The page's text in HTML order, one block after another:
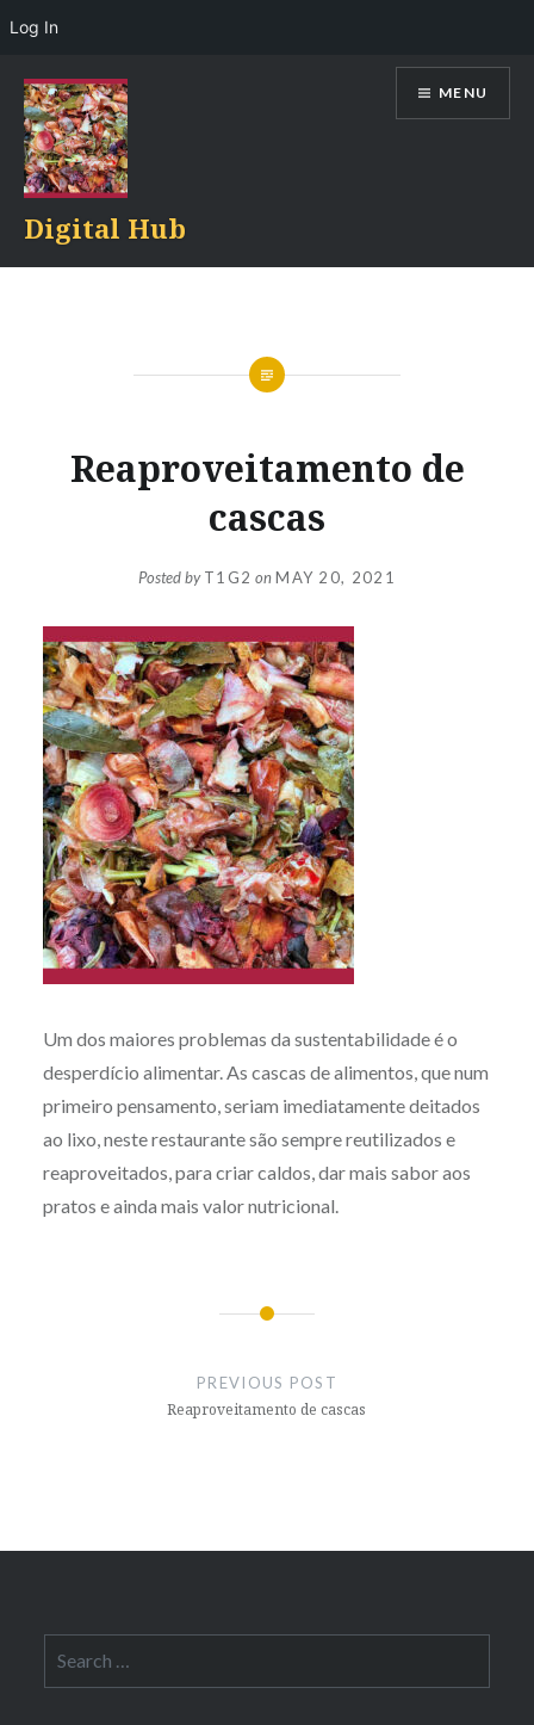
content
Digital Hub
MENU
Reaproveitamento de
cascas
Posted byT1G2 onMAY 20, 2021
Um dos maiores problemas da sustentabilidade é o
desperdício alimentar. As cascas de alimentos, que num
primeiro pensamento, seriam imediatamente deitados
ao lixo, neste restaurante são sempre reutilizados e
reaproveitados, para criar caldos, dar mais sabor aos
pratos e ainda mais valor nutricional.
PREVIOUS POST
Reaproveitamento de cascas
for:
Log In